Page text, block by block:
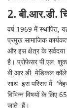
2. बी.आर.डी.
वर्ष 1969 में
प्रमुख सामाजिक
और इस क्षेत्र के
है। प्रोफेसर पी.एल.
बी.आर.डी. मेडिकल
साथ इस परिसर में
विभिन्न विषयों के लिए
जाते हैं।